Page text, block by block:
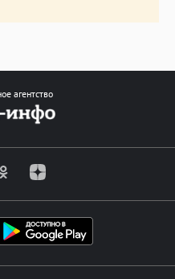
агентство